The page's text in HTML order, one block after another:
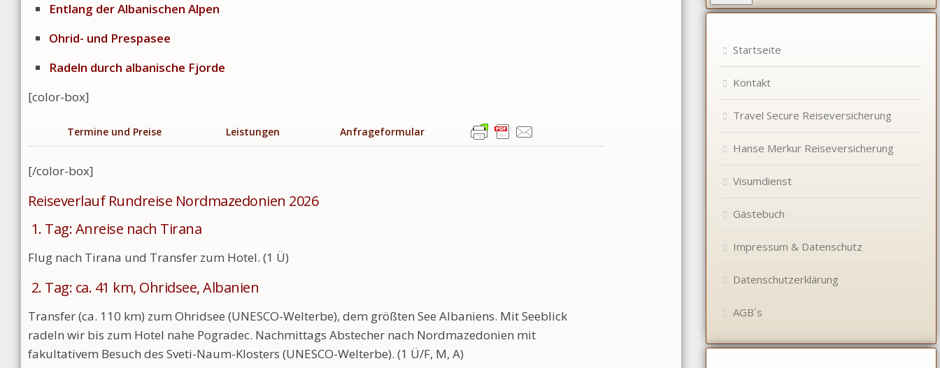
Entlang der Albanischen Alpen
Ohrid- und Prespasee
Radeln durch albanische Fjorde
[color-box]
Termine und Preise Leistungen Anfrageformular
[/color-box]
Reiseverlauf Rundreise Nordmazedonien 2026
1. Tag: Anreise nach Tirana
Flug nach Tirana und Transfer zum Hotel. (1 Ü)
2. Tag: ca. 41 km, Ohridsee, Albanien
Transfer (ca. 110 km) zum Ohridsee (UNESCO-Welterbe), dem größten See Albaniens. Mit Seeblick
radeln wir bis zum Hotel nahe Pogradec. Nachmittags Abstecher nach Nordmazedonien mit
fakultativem Besuch des Sveti-Naum-Klosters (UNESCO-Welterbe). (1 Ü/F, M, A)
Startseite
Kontakt
Travel Secure Reiseversicherung
Hanse Merkur Reiseversicherung
Visumdienst
Gästebuch
Impressum & Datenschutz
Datenschutzerklärung
AGB´s